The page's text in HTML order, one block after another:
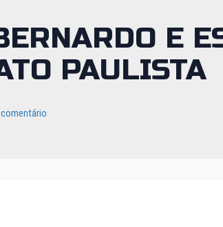
E
PAULISTA
comentário